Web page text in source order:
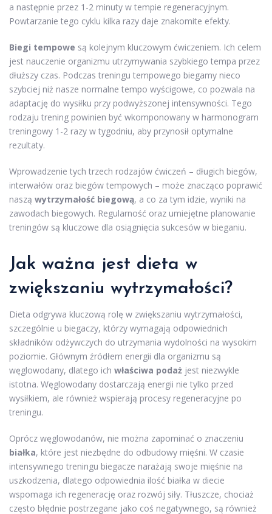
a następnie przez 1-2 minuty w tempie regeneracyjnym.
Powtarzanie tego cyklu kilka razy daje znakomite efekty.
Biegi tempowe są kolejnym kluczowym ćwiczeniem. Ich celem
jest nauczenie organizmu utrzymywania szybkiego tempa przez
dłuższy czas. Podczas treningu tempowego biegamy nieco
szybciej niż nasze normalne tempo wyścigowe, co pozwala na
adaptację do wysiłku przy podwyższonej intensywności. Tego
rodzaju trening powinien być wkomponowany w harmonogram
treningowy 1-2 razy w tygodniu, aby przynosił optymalne
rezultaty.
Wprowadzenie tych trzech rodzajów ćwiczeń – długich biegów,
interwałów oraz biegów tempowych – może znacząco poprawić
naszą wytrzymałość biegową, a co za tym idzie, wyniki na
zawodach biegowych. Regularność oraz umiejętne planowanie
treningów są kluczowe dla osiągnięcia sukcesów w bieganiu.
Jak ważna jest dieta w
zwiększaniu wytrzymałości?
Dieta odgrywa kluczową rolę w zwiększaniu wytrzymałości,
szczególnie u biegaczy, którzy wymagają odpowiednich
składników odżywczych do utrzymania wydolności na wysokim
poziomie. Głównym źródłem energii dla organizmu są
węglowodany, dlatego ich właściwa podaż jest niezwykle
istotna. Węglowodany dostarczają energii nie tylko przed
wysiłkiem, ale również wspierają procesy regeneracyjne po
treningu.
Oprócz węglowodanów, nie można zapominać o znaczeniu
białka, które jest niezbędne do odbudowy mięśni. W czasie
intensywnego treningu biegacze narażają swoje mięśnie na
uszkodzenia, dlatego odpowiednia ilość białka w diecie
wspomaga ich regenerację oraz rozwój siły. Tłuszcze, chociaż
często błędnie postrzegane jako coś negatywnego, są również